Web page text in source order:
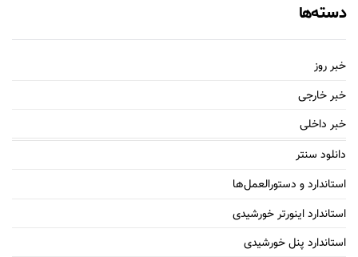
دسته‌ها
خبر روز
خبر خارجی
خبر داخلی
دانلود سنتر
استاندارد و دستورالعمل‌ها
استاندارد اینورتر خورشیدی
استاندارد پنل خورشیدی